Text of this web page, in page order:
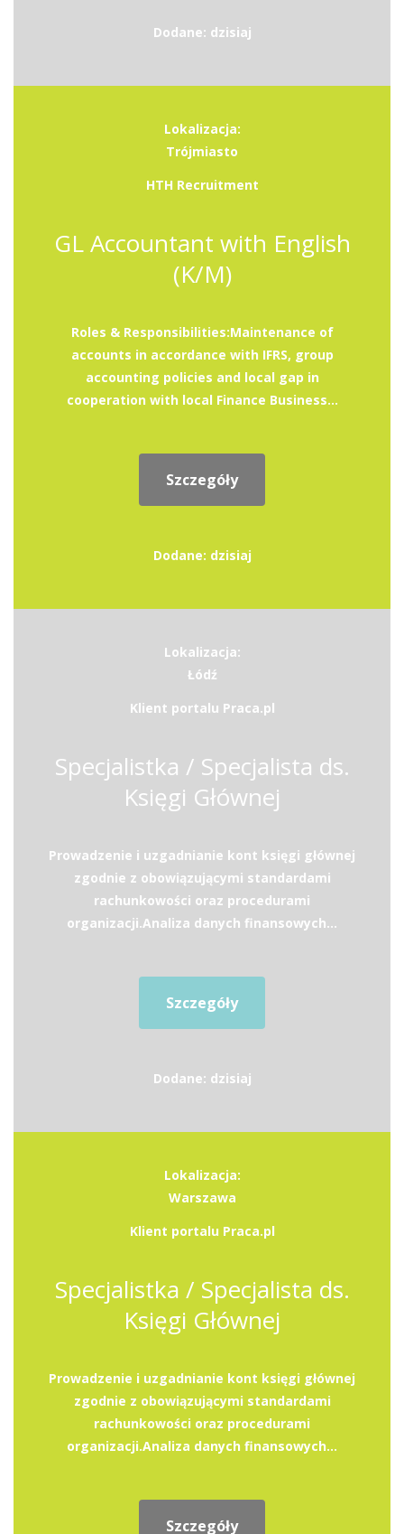
Dodane: dzisiaj
Lokalizacja:
Trójmiasto
HTH Recruitment
GL Accountant with English
(K/M)
Roles & Responsibilities:Maintenance of
accounts in accordance with IFRS, group
accounting policies and local gap in
cooperation with local Finance Business...
Szczegóły
Dodane: dzisiaj
Lokalizacja:
Łódź
Klient portalu Praca.pl
Specjalistka / Specjalista ds.
Księgi Głównej
Prowadzenie i uzgadnianie kont księgi głównej
zgodnie z obowiązującymi standardami
rachunkowości oraz procedurami
organizacji.Analiza danych finansowych...
Szczegóły
Dodane: dzisiaj
Lokalizacja:
Warszawa
Klient portalu Praca.pl
Specjalistka / Specjalista ds.
Księgi Głównej
Prowadzenie i uzgadnianie kont księgi głównej
zgodnie z obowiązującymi standardami
rachunkowości oraz procedurami
organizacji.Analiza danych finansowych...
Szczegóły